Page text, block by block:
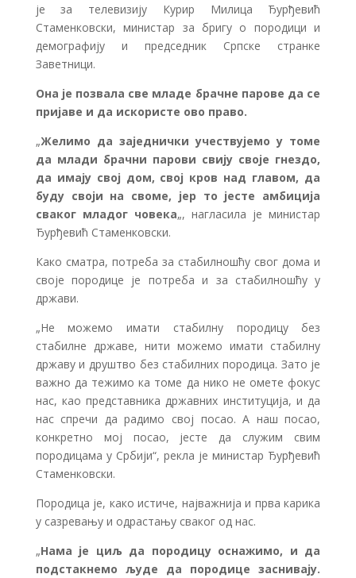
је за телевизију Курир Милица Ђурђевић
Стаменковски, министар за бригу о породици и
демографију и председник Српске странке
Заветници.
Она је позвала све младе брачне парове да се
пријаве и да искористе ово право.
„Желимо да заједнички учествујемо у томе
да млади брачни парови свију своје гнездо,
да имају свој дом, свој кров над главом, да
буду своји на своме, јер то јесте амбиција
сваког младог човека„, нагласила је министар
Ђурђевић Стаменковски.
Како сматра, потреба за стабилношћу свог дома и
своје породице је потреба и за стабилношћу у
држави.
„Не можемо имати стабилну породицу без
стабилне државе, нити можемо имати стабилну
државу и друштво без стабилних породица. Зато је
важно да тежимо ка томе да нико не омете фокус
нас, као представника државних институција, и да
нас спречи да радимо свој посао. А наш посао,
конкретно мој посао, јесте да служим свим
породицама у Србији“, рекла је министар Ђурђевић
Стаменковски.
Породица је, како истиче, најважнија и прва карика
у сазревању и одрастању сваког од нас.
„Нама је циљ да породицу оснажимо, и да
подстакнемо људе да породице заснивају.